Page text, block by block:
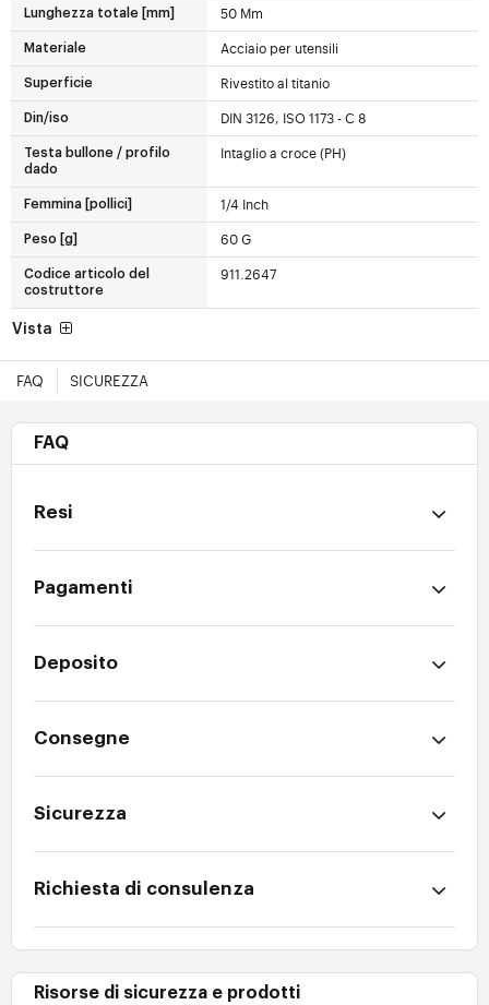
Lunghezza totale [mm] 50 Mm
Materiale Acciaio per utensili
Superficie Rivestito al titanio
Din/iso DIN 3126, ISO 1173 - C 8
Testa bullone / profilo
dado
Intaglio a croce (PH)
Femmina [pollici] 1/4 Inch
Peso [g] 60 G
Codice articolo del
costruttore
911.2647
Vista
FAQ SICUREZZA
FAQ
Resi
Pagamenti
Deposito
Consegne
Sicurezza
Richiesta di consulenza
Risorse di sicurezza e prodotti